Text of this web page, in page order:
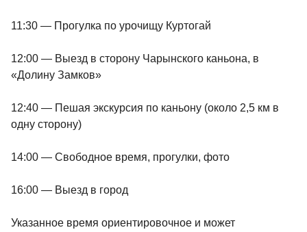
11:30 — Прогулка по урочищу Куртогай
12:00 — Выезд в сторону Чарынского каньона, в
«Долину Замков»
12:40 — Пешая экскурсия по каньону (около 2,5 км в
одну сторону)
14:00 — Свободное время, прогулки, фото
16:00 — Выезд в город
Указанное время ориентировочное и может